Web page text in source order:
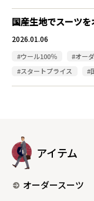
国産生地でスーツ
2026.01.06
#ウール100％
#オー
#スタートプライス
#
アイテム
オーダースーツ